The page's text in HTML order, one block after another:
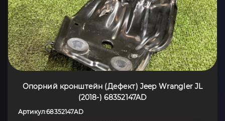
Опорний кронштейн (Дефект) Jeep Wrangler JL
(2018-) 68352147AD
Артикул:68352147AD